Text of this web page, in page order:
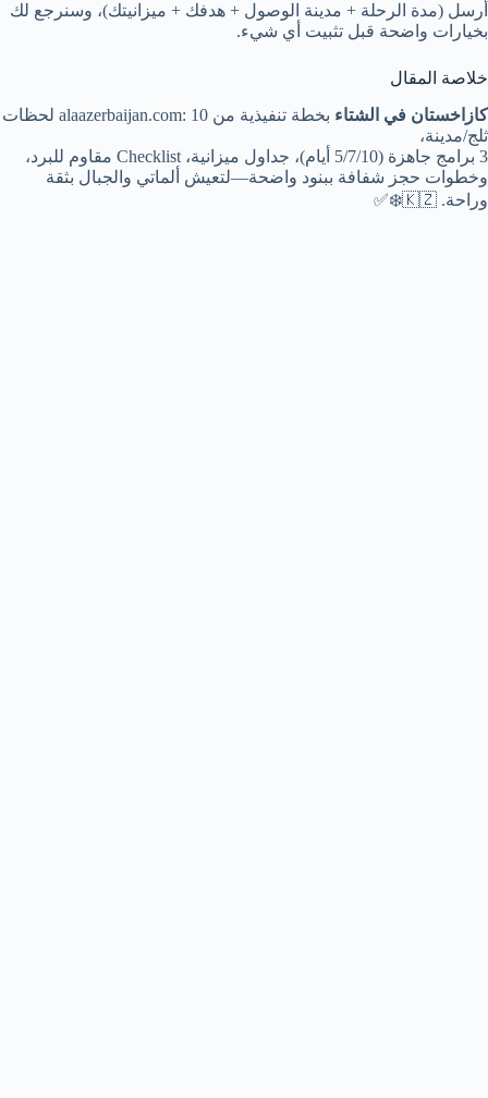
أرسل (مدة الرحلة + مدينة الوصول + هدفك + ميزانيتك)، وسنرجع لك
بخيارات واضحة قبل تثبيت أي شيء.
خلاصة المقال
كازاخستان في الشتاء
بخطة تنفيذية من alaazerbaijan.com: 10 لحظات
ثلج/مدينة،
3 برامج جاهزة (5/7/10 أيام)، جداول ميزانية، Checklist مقاوم للبرد،
وخطوات حجز شفافة ببنود واضحة—لتعيش ألماتي والجبال بثقة
وراحة. 🇰🇿❄️✅